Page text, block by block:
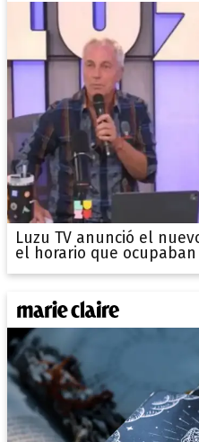
Luzu TV anunció el
el horario que